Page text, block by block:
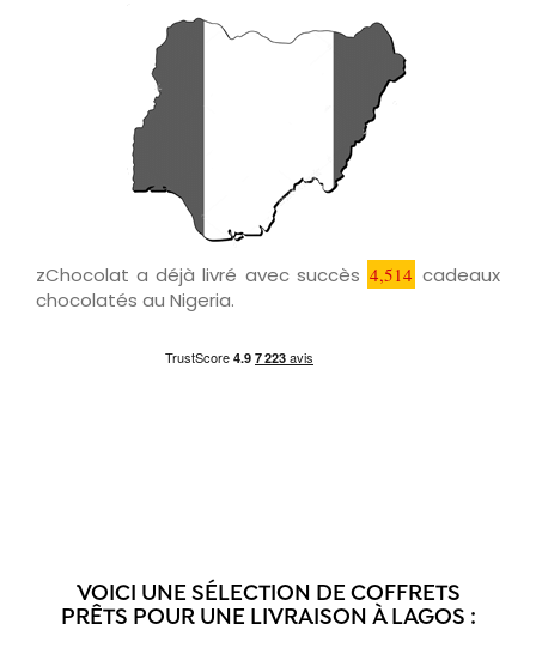
zChocolat a déjà livré avec succès 4,514 cadeaux
chocolatés au Nigeria.
VOICI UNE SÉLECTION DE COFFRETS
PRÊTS POUR UNE LIVRAISON À LAGOS :